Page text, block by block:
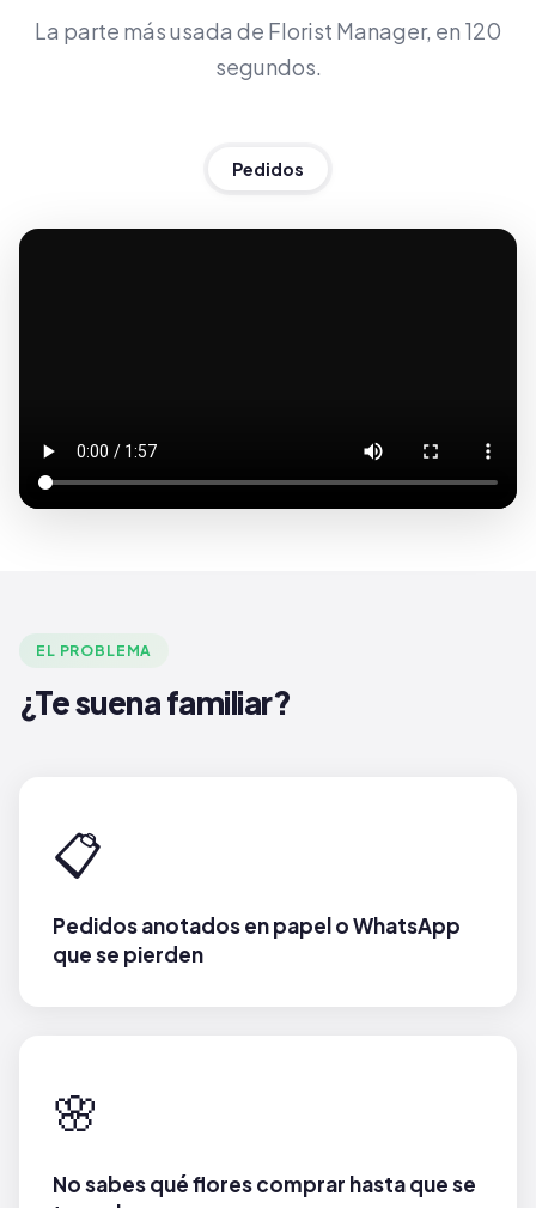
La parte más usada de Florist Manager, en 120
segundos.
Pedidos
EL PROBLEMA
¿Te suena familiar?
📋
Pedidos anotados en papel o WhatsApp
que se pierden
🌸
No sabes qué flores comprar hasta que se